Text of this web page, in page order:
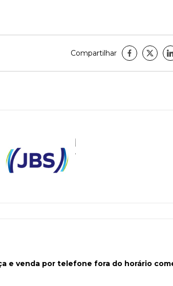
Compartilhar
e venda por telefone fora do horário